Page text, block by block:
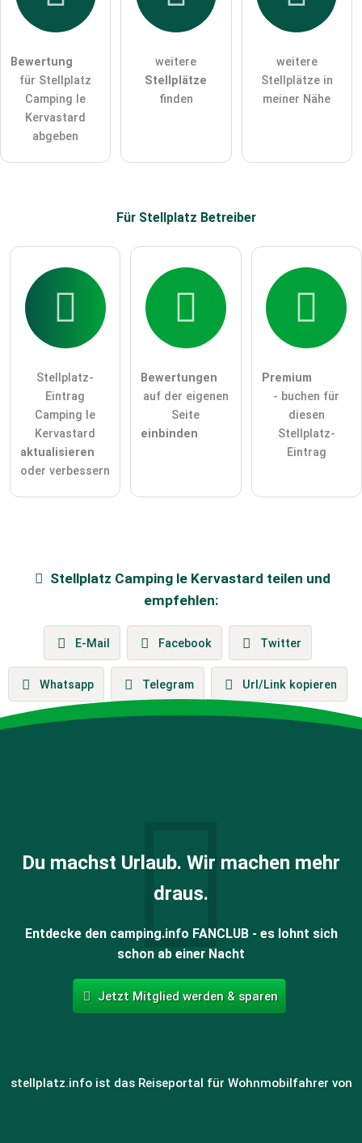
Die Datenschutzerklärunghabe ich zur Kenntnis genommen.
öffentliche Frage stellen
Bitte beachten Sie, öffentliche Fragen sind
Besucher sichtbar
Klicken Sie hier um eine
Bewertung
für Stellplatz
Camping le
Kervastard
abgeben
weitere
Stellplätze
finden
weitere
Stellplätze in
meiner Nähe
Für Stellplatz Betreiber
Stellplatz-
Eintrag
Camping le
Kervastard
aktualisieren
oder verbessern
Bewertungen
auf der eigenen
Seite
einbinden
Premium
- buchen für
diesen
Stellplatz-
Eintrag
Stellplatz Camping le Kervastard teilen und
empfehlen:
E-Mail Facebook Twitter
Whatsapp Telegram Url/Link kopieren
Du machst Urlaub. Wir machen mehr
draus.
Entdecke den camping.info FANCLUB - es lohnt sich
schon ab einer Nacht
Jetzt Mitglied werden & sparen
stellplatz.info ist das Reiseportal für Wohnmobilfahrer von